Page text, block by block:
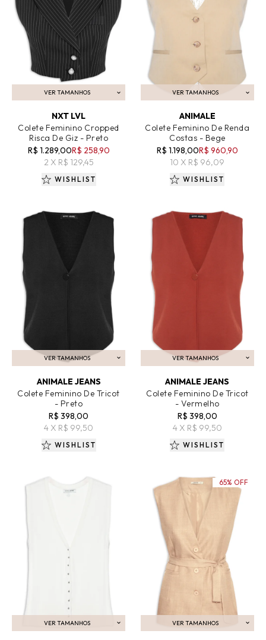
VER TAMANHOS
ADICIONAR AO CARRINHO
NXT LVL
Colete Feminino Cropped
Risca De Giz - Preto
R$ 1.289,00R$ 258,90
2 X R$ 129,45
WISHLIST
VER TAMANHOS
ADICIONAR AO CARRINHO
ANIMALE
Colete Feminino De Renda
Costas - Bege
R$ 1.198,00R$ 960,90
10 X R$ 96,09
WISHLIST
VER TAMANHOS
ADICIONAR AO CARRINHO
ANIMALE JEANS
Colete Feminino De Tricot
- Preto
R$ 398,00
4 X R$ 99,50
WISHLIST
VER TAMANHOS
ADICIONAR AO CARRINHO
ANIMALE JEANS
Colete Feminino De Tricot
- Vermelho
R$ 398,00
4 X R$ 99,50
WISHLIST
VER TAMANHOS
ADICIONAR AO CARRINHO
VER TAMANHOS
ADICIONAR AO CARRINHO
65% OFF